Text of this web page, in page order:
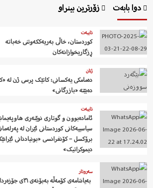
دوا بابەت زۆرترین بینراو
تایبەت
کوردستان، خاڵی بەریەککەوتنی خەباتە
ڕزگاریخوازانەکان
ژنان
دەمامکی یەکسانی: کاتێک پرسی ژن لە
دەبێتە «بازرگانی»
تایبەت
ئامادەبوون و گوتاری نوێنەری
سیاسییەکانی کوردستانی ئێران لە
برۆکسل – کۆنفرانسی «بونیادنانی
دیموکراتیک»
سەروتار
بەیاننامەی کۆمەڵە